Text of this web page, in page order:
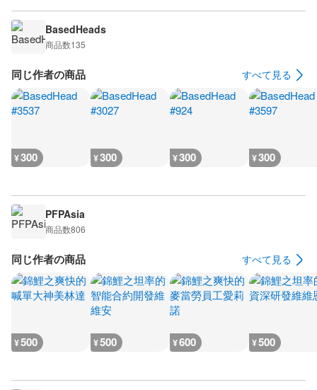
BasedHeads
商品数135
同じ作者の商品 すべて見る
¥300 ¥300 ¥300 ¥300
PFPAsia
商品数806
同じ作者の商品 すべて見る
¥500 ¥500 ¥600 ¥500